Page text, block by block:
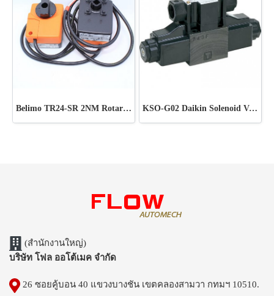
Belimo TR24-SR 2NM Rotary actuator for ball valves KSO-G02 Daikin Solenoid Valve
(สำนักงานใหญ่)
บริษัท โฟล ออโต้เมค จำกัด
26 ซอยคู้บอน 40 แขวงบางชัน เขตคลองสามวา กทมฯ 10510.